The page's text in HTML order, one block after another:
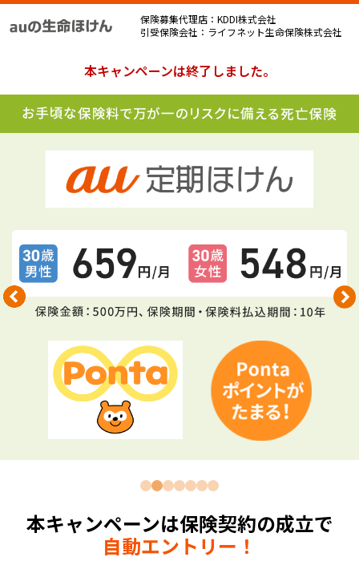
保険募集代理店：KDDI株式会社
引受保険会社：ライフネット生命保険株式会社
本キャンペーンは終了しました。
本キャンペーンは保険契約の成立で
自動エントリー！